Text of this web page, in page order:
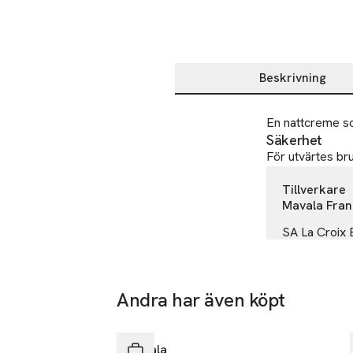
Beskrivning
Beskrivning
En nattcreme
Säkerhet
För utvärtes
Tillverkare
Mavala
SA La Croix
E-post
Andra har även köpt
Mavala